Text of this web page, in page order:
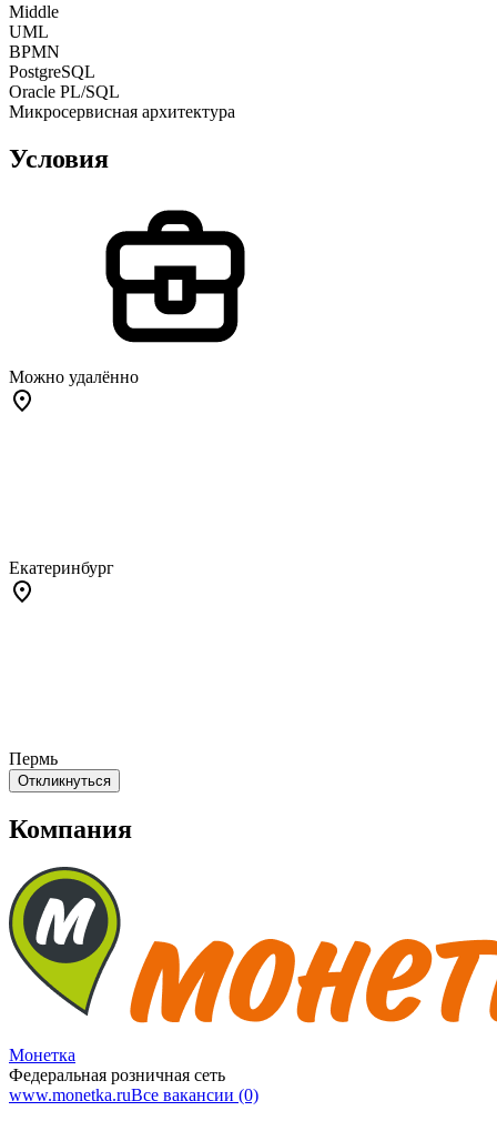
Middle
UML
BPMN
PostgreSQL
Oracle PL/SQL
Микросервисная архитектура
Условия
Можно удалённо
Екатеринбург
Пермь
Откликнуться
Компания
Монетка
Федеральная розничная сеть
www.monetka.ruВсе вакансии (0)